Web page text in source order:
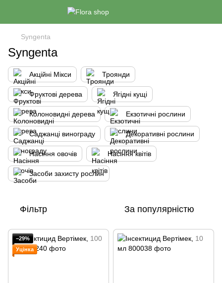
Syngenta
Syngenta
Акційні Мікси Троянди
Фруктові дерева Ягідні кущі
Колоновидні дерева Екзотичні рослини
Саджанці винограду Декоративні рослини
Насіння овочів Насіння квітів
Засоби захисту рослин
Фільтр За популярністю
−29%
Уцінка